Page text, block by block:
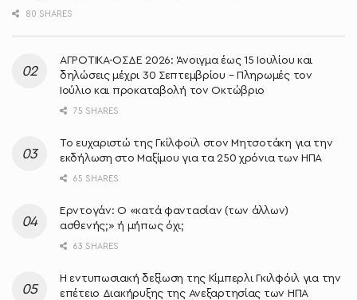
80 SHARES
ΑΓΡΟΤΙΚΑ-ΟΣΔΕ 2026: Άνοιγμα έως 15 Ιουλίου και
δηλώσεις μέχρι 30 Σεπτεμβρίου – Πληρωμές τον
Ιούλιο και προκαταβολή τον Οκτώβριο
75 SHARES
Το ευχαριστώ της Γκίλφοϊλ στον Μητσοτάκη για την
εκδήλωση στο Μαξίμου για τα 250 χρόνια των ΗΠΑ
65 SHARES
Ερντογάν: Ο «κατά φαντασίαν (των άλλων)
ασθενής;» ή μήπως όχι;
63 SHARES
Η εντυπωσιακή δεξίωση της Κίμπερλι Γκιλφόιλ για την
επέτειο Διακήρυξης της Ανεξαρτησίας των ΗΠΑ